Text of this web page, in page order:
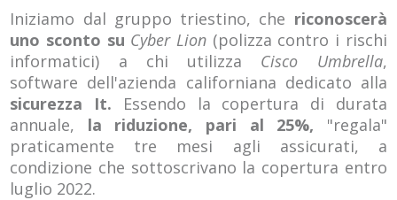
Iniziamo dal gruppo triestino, che riconoscerà
uno sconto su Cyber Lion (polizza contro i rischi
informatici) a chi utilizza Cisco Umbrella,
software dell'azienda californiana dedicato alla
sicurezza It. Essendo la copertura di durata
annuale, la riduzione, pari al 25%, "regala"
praticamente tre mesi agli assicurati, a
condizione che sottoscrivano la copertura entro
luglio 2022.